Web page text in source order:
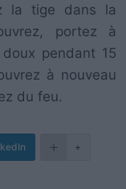
la tige dans la
portez à
pendant 15
à nouveau
du feu.
+